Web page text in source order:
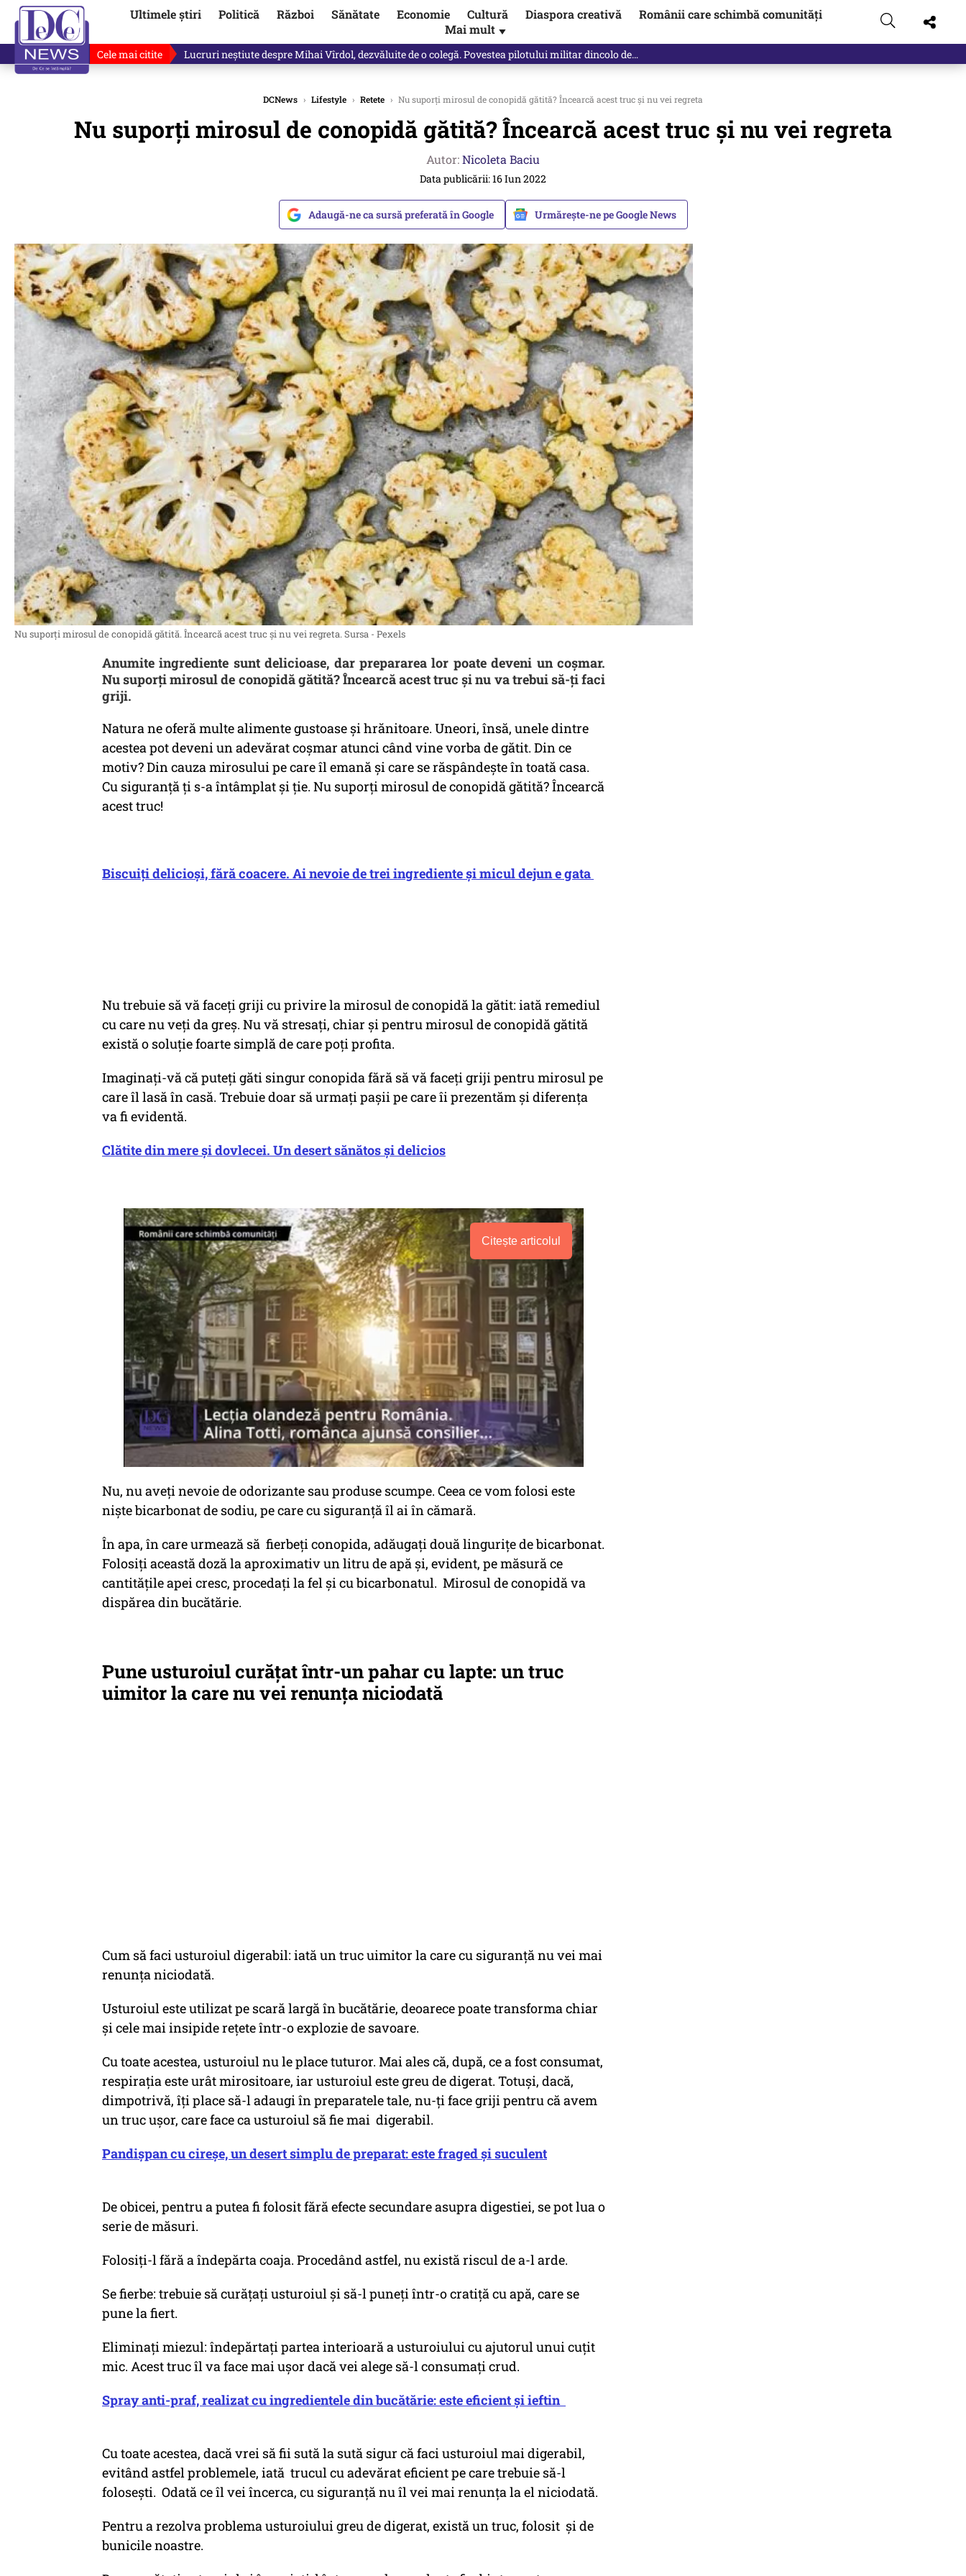
Ultimele știri Politică Război Sănătate Economie Cultură Diaspora creativă
Românii care schimbă comunități
Mai mult ▼
Cele mai citite Lucruri neștiute despre Mihai Vîrdol, dezvăluite de o colegă. Povestea pilotului militar dincolo de…
DCNews › Lifestyle › Retete › Nu suporți mirosul de conopidă gătită? Încearcă acest truc și nu vei regreta
Nu suporți mirosul de conopidă gătită? Încearcă acest truc și nu vei regreta
Autor:Nicoleta Baciu
Data publicării: 16 Iun 2022
Adaugă-ne ca sursă preferată în Google Urmărește-ne pe Google News
Nu suporți mirosul de conopidă gătită. Încearcă acest truc și nu vei regreta. Sursa - Pexels
Anumite ingrediente sunt delicioase, dar prepararea lor poate deveni un coșmar.
Nu suporți mirosul de conopidă gătită? Încearcă acest truc și nu va trebui să-ți faci
griji.
Natura ne oferă multe alimente gustoase și hrănitoare. Uneori, însă, unele dintre
acestea pot deveni un adevărat coșmar atunci când vine vorba de gătit. Din ce
motiv? Din cauza mirosului pe care îl emană și care se răspândește în toată casa.
Cu siguranță ți s-a întâmplat și ție. Nu suporți mirosul de conopidă gătită? Încearcă
acest truc!
Biscuiți delicioși, fără coacere. Ai nevoie de trei ingrediente și micul dejun e gata
Nu trebuie să vă faceți griji cu privire la mirosul de conopidă la gătit: iată remediul
cu care nu veți da greș. Nu vă stresați, chiar și pentru mirosul de conopidă gătită
există o soluție foarte simplă de care poți profita.
Imaginați-vă că puteți găti singur conopida fără să vă faceți griji pentru mirosul pe
care îl lasă în casă. Trebuie doar să urmați pașii pe care îi prezentăm și diferența
va fi evidentă.
Clătite din mere și dovlecei. Un desert sănătos și delicios
Citește articolul
Nu, nu aveți nevoie de odorizante sau produse scumpe. Ceea ce vom folosi este
niște bicarbonat de sodiu, pe care cu siguranță îl ai în cămară.
În apa, în care urmează să fierbeți conopida, adăugați două lingurițe de bicarbonat.
Folosiți această doză la aproximativ un litru de apă și, evident, pe măsură ce
cantitățile apei cresc, procedați la fel și cu bicarbonatul. Mirosul de conopidă va
dispărea din bucătărie.
Pune usturoiul curățat într-un pahar cu lapte: un truc
uimitor la care nu vei renunța niciodată
Cum să faci usturoiul digerabil: iată un truc uimitor la care cu siguranță nu vei mai
renunța niciodată.
Usturoiul este utilizat pe scară largă în bucătărie, deoarece poate transforma chiar
și cele mai insipide rețete într-o explozie de savoare.
Cu toate acestea, usturoiul nu le place tuturor. Mai ales că, după, ce a fost consumat,
respirația este urât mirositoare, iar usturoiul este greu de digerat. Totuși, dacă,
dimpotrivă, îți place să-l adaugi în preparatele tale, nu-ți face griji pentru că avem
un truc ușor, care face ca usturoiul să fie mai digerabil.
Pandișpan cu cireșe, un desert simplu de preparat: este fraged și suculent
De obicei, pentru a putea fi folosit fără efecte secundare asupra digestiei, se pot lua o
serie de măsuri.
Folosiți-l fără a îndepărta coaja. Procedând astfel, nu există riscul de a-l arde.
Se fierbe: trebuie să curățați usturoiul și să-l puneți într-o cratiță cu apă, care se
pune la fiert.
Eliminați miezul: îndepărtați partea interioară a usturoiului cu ajutorul unui cuțit
mic. Acest truc îl va face mai ușor dacă vei alege să-l consumați crud.
Spray anti-praf, realizat cu ingredientele din bucătărie: este eficient și ieftin
Cu toate acestea, dacă vrei să fii sută la sută sigur că faci usturoiul mai digerabil,
evitând astfel problemele, iată trucul cu adevărat eficient pe care trebuie să-l
folosești. Odată ce îl vei încerca, cu siguranță nu îl vei mai renunța la el niciodată.
Pentru a rezolva problema usturoiului greu de digerat, există un truc, folosit și de
bunicile noastre.